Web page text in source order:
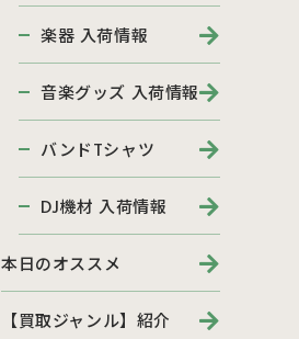
楽器 入荷情報
音楽グッズ 入荷情報
バンドTシャツ
DJ機材 入荷情報
本日のオススメ
【買取ジャンル】紹介